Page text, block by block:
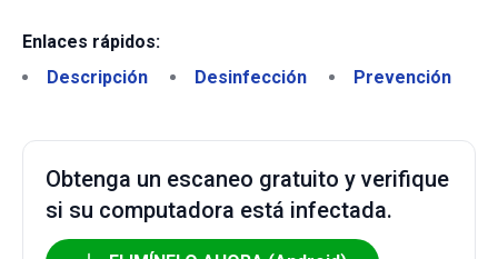
Enlaces rápidos:
Descripción
Desinfección Prevención
Obtenga un escaneo gratuito y verifique
si su computadora está infectada.